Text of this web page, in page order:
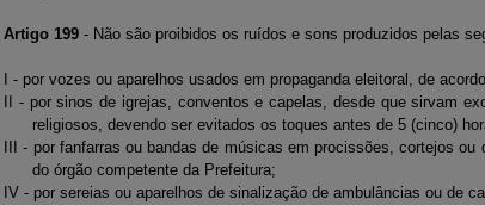
Artigo 199 - Não são proibidos os ruídos e sons produzidos pelas
I - por vozes ou aparelhos usados em propaganda eleitoral, de
II - por sinos de igrejas, conventos e capelas, desde que sirvam
religiosos, devendo ser evitados os toques antes de 5 (cinco)
III - por fanfarras ou bandas de músicas em procissões, cortejos
do órgão competente da Prefeitura;
IV - por sereias ou aparelhos de sinalização de ambulâncias ou de